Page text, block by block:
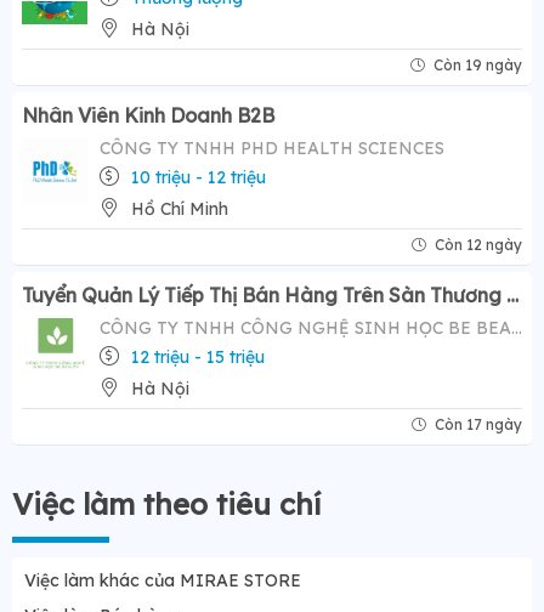
Hà Nội
Còn 19 ngày
Nhân Viên Kinh Doanh B2B
CÔNG TY TNHH PHD HEALTH SCIENCES
10 triệu - 12 triệu
Hồ Chí Minh
Còn 12 ngày
Tuyển Quản Lý Tiếp Thị Bán Hàng Trên Sàn Thương Mại Điện Tử ( Tiktok Shop)- Mức Lương Hấp Dẫn 12-20 Triệu
CÔNG TY TNHH CÔNG NGHỆ SINH HỌC BE BEAUTY
12 triệu - 15 triệu
Hà Nội
Còn 17 ngày
Việc làm theo tiêu chí
Việc làm khác của MIRAE STORE